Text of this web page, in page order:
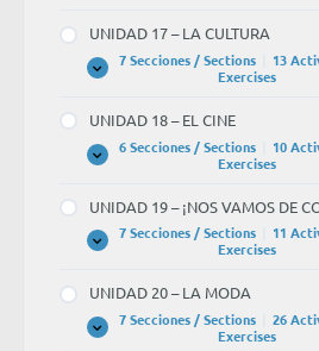
¡A
COMER!
UNIDAD 17 – LA CULTURA
Expandir
UNIDAD
LA
CULTURA
7 Secciones / Sections
13
Exercises
UNIDAD 18 – EL CINE
Expandir
UNIDAD
EL
CINE
6 Secciones / Sections
10
Exercises
UNIDAD 19 – ¡NOS VAMOS DE
Expandir
UNIDAD
¡NOS
VAMOS
DE
7 Secciones / Sections
11
Exercises
UNIDAD 20 – LA MODA
Expandir
UNIDAD
7 Secciones / Sections
26
Exercises